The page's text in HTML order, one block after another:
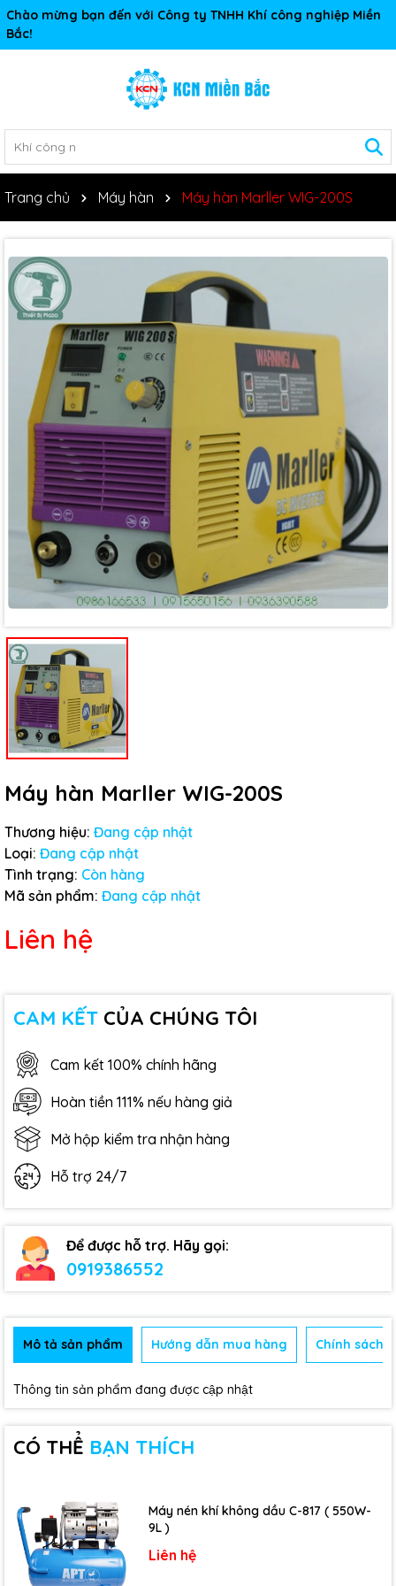
Chào mừng bạn đến với Công ty TNHH Khí công nghiệp Miền
Bắc!
Trang chủ Máy hàn Máy hàn Marller WIG-200S
Máy hàn Marller WIG-200S
Thương hiệu: Đang cập nhật
Loại: Đang cập nhật
Tình trạng: Còn hàng
Mã sản phẩm: Đang cập nhật
Liên hệ
CAM KẾT CỦA CHÚNG TÔI
Cam kết 100% chính hãng
Hoàn tiền 111% nếu hàng giả
Mở hộp kiểm tra nhận hàng
Hỗ trợ 24/7
Để được hỗ trợ. Hãy gọi:
0919386552
Mô tả sản phẩm Hướng dẫn mua hàng Chính sách
Thông tin sản phẩm đang được cập nhật
CÓ THỂ BẠN THÍCH
Máy nén khí không dầu C-817 ( 550W-
9L )
Liên hệ